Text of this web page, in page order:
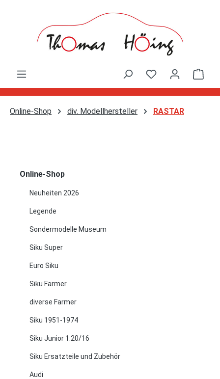
Online-Shop div. Modellhersteller RASTAR
Online-Shop
Neuheiten 2026
Legende
Sondermodelle Museum
Siku Super
Euro Siku
Siku Farmer
diverse Farmer
Siku 1951-1974
Siku Junior 1:20/16
Siku Ersatzteile und Zubehör
Audi